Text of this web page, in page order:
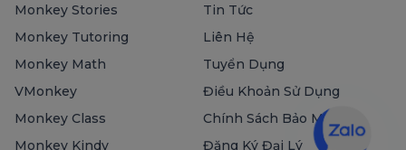
Monkey Stories
Monkey Tutoring
Monkey Math
VMonkey
Monkey Class
Monkey Kindy
Tin Tức
Liên Hệ
Tuyển Dụng
Điều Khoản Sử Dụng
Chính Sách Bảo Mật
Đăng Ký Đại Lý